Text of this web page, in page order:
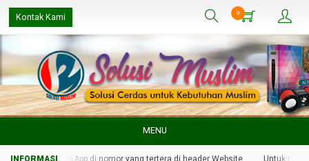
Kontak Kami 0
MENU
melalui WhatsApp di nomor yang tertera di header Website Untuk